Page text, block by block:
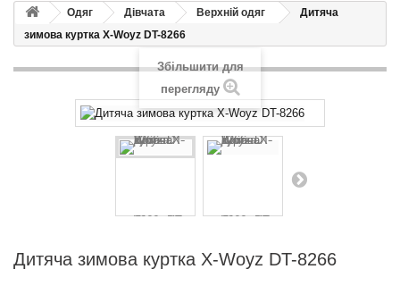
Одяг Дівчата Верхній одяг
Дитяча
зимова куртка X-Woyz DT-8266
Збільшити для
перегляду
Дитяча зимова куртка X-Woyz DT-8266